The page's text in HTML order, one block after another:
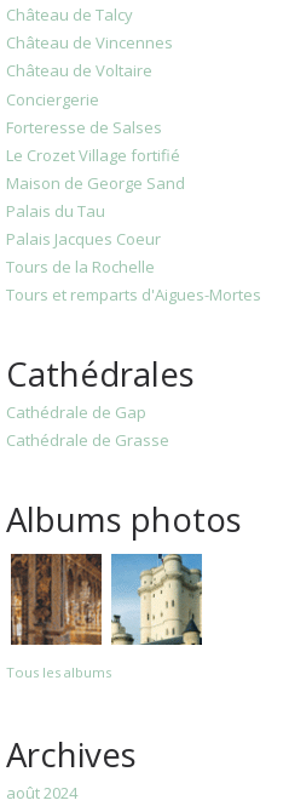
Château de Talcy
Château de Vincennes
Château de Voltaire
Conciergerie
Forteresse de Salses
Le Crozet Village fortifié
Maison de George Sand
Palais du Tau
Palais Jacques Coeur
Tours de la Rochelle
Tours et remparts d'Aigues-Mortes
Cathédrales
Cathédrale de Gap
Cathédrale de Grasse
Albums photos
Tous les albums
Archives
août 2024